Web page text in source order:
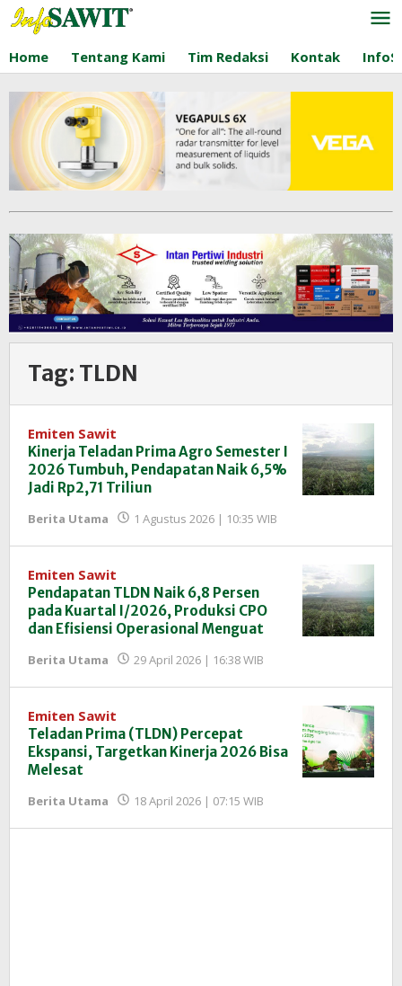
Lewati
ke
konten
Home Tentang Kami Tim Redaksi Kontak
Tag: TLDN
Emiten Sawit
Kinerja Teladan Prima Agro Semester I
2026 Tumbuh, Pendapatan Naik 6,5%
Jadi Rp2,71 Triliun
Berita Utama 1 Agustus 2026 | 10:35 WIB
InfoSAWIT
Emiten Sawit
Pendapatan TLDN Naik 6,8 Persen
pada Kuartal I/2026, Produksi CPO
dan Efisiensi Operasional Menguat
Berita Utama 29 April 2026 | 16:38 WIB
InfoSAWIT
Emiten Sawit
Teladan Prima (TLDN) Percepat
Ekspansi, Targetkan Kinerja 2026 Bisa
Melesat
Berita Utama 18 April 2026 | 07:15 WIB
InfoSAWIT